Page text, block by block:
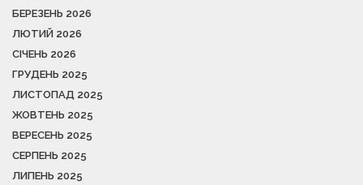
БЕРЕЗЕНЬ 2026
ЛЮТИЙ 2026
СІЧЕНЬ 2026
ГРУДЕНЬ 2025
ЛИСТОПАД 2025
ЖОВТЕНЬ 2025
ВЕРЕСЕНЬ 2025
СЕРПЕНЬ 2025
ЛИПЕНЬ 2025